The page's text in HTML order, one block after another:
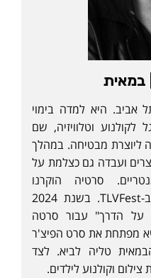
במאית
אביב. היא למדה בימוי
וטלוויזיה, שם
ליוצרת מבטיחה. במהלך
ועבדה גם כצלמת על
סרטיה הוקרנו
בפסטיבל הקולנוע ירושלים וב-TLVFest. בשנת 2024
הדרך" עבור סרטה
מפתחת את סרט הפיצ'ר
טליה לביא. לצד
וקולנוע לילדים.